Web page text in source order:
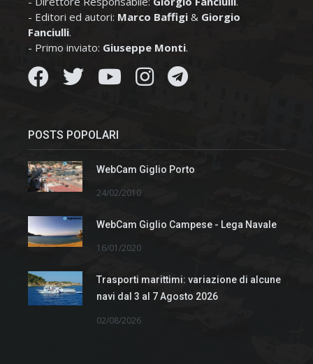
- Editori ed autori: Marco Baffigi & Giorgio
Fanciulli.
- Primo inviato: Giuseppe Monti.
POSTS POPOLARI
WebCam Giglio Porto
24/02/2010
WebCam Giglio Campese - Lega Navale
16/01/2020
Trasporti marittimi: variazione di alcune
navi dal 3 al 7 Agosto 2026
02/08/2026